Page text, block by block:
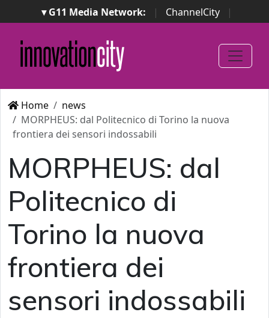
▾ G11 Media Network: | ChannelCity
|
ImpresaCity | SecurityOpenLab | Italian Channel
Awards
Italian Project Awards
Italian Security
Awards
Home
news
MORPHEUS: dal Politecnico di Torino la nuova
frontiera dei sensori indossabili
MORPHEUS: dal
Politecnico di
Torino la nuova
frontiera dei
sensori indossabili